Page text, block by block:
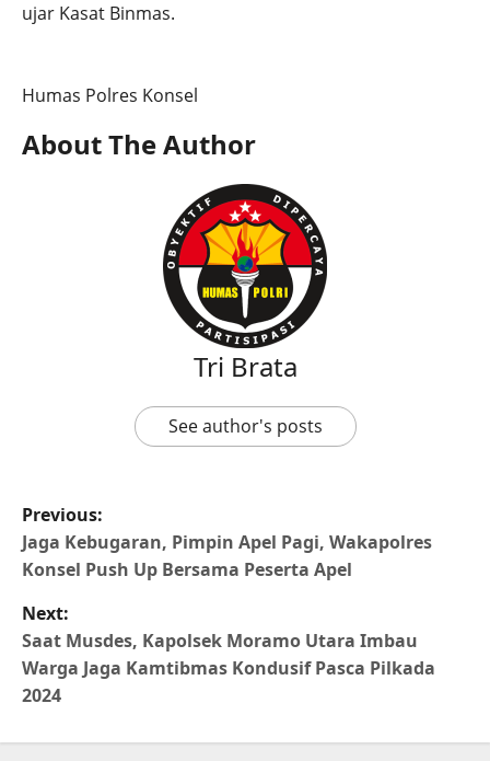
ujar Kasat Binmas.
Humas Polres Konsel
About The Author
Tri Brata
See author's posts
Previous:
Jaga Kebugaran, Pimpin Apel Pagi, Wakapolres
Konsel Push Up Bersama Peserta Apel
Next:
Saat Musdes, Kapolsek Moramo Utara Imbau
Warga Jaga Kamtibmas Kondusif Pasca Pilkada
2024